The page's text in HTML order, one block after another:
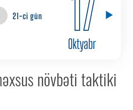
21-ci gün
Oktyabr
növbəti taktiki